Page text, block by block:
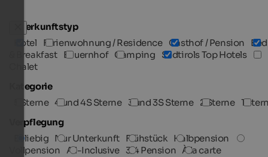
Unterkunftstyp
Hotel
Ferienwohnung / Residence Gasthof / Pension
Bed
& Breakfast Bauernhof Camping
Südtirols Top Hotels
Chalet
Kategorie
5 Sterne 4 und 4S Sterne 3 und 3S Sterne 2 Sterne 1
Verpflegung
Beliebig Nur Unterkunft Frühstück Halbpension
Vollpension All-Inclusive 3/4 Pension À la carte